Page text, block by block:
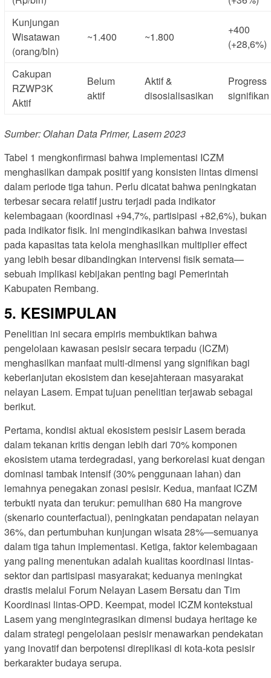
Kunjungan
Wisatawan
(orang/bln)
~1.400 ~1.800
+400
(+28,6%)
Cakupan
RZWP3K
Aktif
Belum
aktif
Aktif &
disosialisasikan
Progress
signifikan
Sumber: Olahan Data Primer, Lasem 2023
Tabel 1 mengkonfirmasi bahwa implementasi ICZM
menghasilkan dampak positif yang konsisten lintas dimensi
dalam periode tiga tahun. Perlu dicatat bahwa peningkatan
terbesar secara relatif justru terjadi pada indikator
kelembagaan (koordinasi +94,7%, partisipasi +82,6%), bukan
pada indikator fisik. Ini mengindikasikan bahwa investasi
pada kapasitas tata kelola menghasilkan multiplier effect
yang lebih besar dibandingkan intervensi fisik semata—
sebuah implikasi kebijakan penting bagi Pemerintah
Kabupaten Rembang.
5. KESIMPULAN
Penelitian ini secara empiris membuktikan bahwa
pengelolaan kawasan pesisir secara terpadu (ICZM)
menghasilkan manfaat multi-dimensi yang signifikan bagi
keberlanjutan ekosistem dan kesejahteraan masyarakat
nelayan Lasem. Empat tujuan penelitian terjawab sebagai
berikut.
Pertama, kondisi aktual ekosistem pesisir Lasem berada
dalam tekanan kritis dengan lebih dari 70% komponen
ekosistem utama terdegradasi, yang berkorelasi kuat dengan
dominasi tambak intensif (30% penggunaan lahan) dan
lemahnya penegakan zonasi pesisir. Kedua, manfaat ICZM
terbukti nyata dan terukur: pemulihan 680 Ha mangrove
(skenario counterfactual), peningkatan pendapatan nelayan
36%, dan pertumbuhan kunjungan wisata 28%—semuanya
dalam tiga tahun implementasi. Ketiga, faktor kelembagaan
yang paling menentukan adalah kualitas koordinasi lintas-
sektor dan partisipasi masyarakat; keduanya meningkat
drastis melalui Forum Nelayan Lasem Bersatu dan Tim
Koordinasi lintas-OPD. Keempat, model ICZM kontekstual
Lasem yang mengintegrasikan dimensi budaya heritage ke
dalam strategi pengelolaan pesisir menawarkan pendekatan
yang inovatif dan berpotensi direplikasi di kota-kota pesisir
berkarakter budaya serupa.